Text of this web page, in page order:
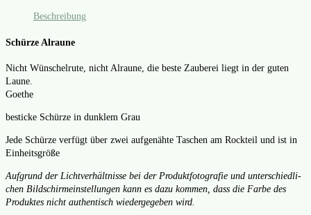
Beschreibung
Schürze Alraune
Nicht Wün­schel­ru­te, nicht Alrau­ne, die bes­te Zau­be­rei liegt in der guten
Lau­ne.
Goe­the
besti­cke Schür­ze in dunk­lem Grau
Jede Schür­ze ver­fügt über zwei auf­ge­näh­te Taschen am Rock­teil und ist in
Ein­heits­grö­ße
Auf­grund der Licht­ver­hält­nis­se bei der Pro­dukt­fo­to­gra­fie und unter­schied­li­
chen Bild­schirm­ein­stel­lun­gen kann es dazu kom­men, dass die Far­be des
Pro­duk­tes nicht authen­tisch wie­der­ge­ge­ben wird.